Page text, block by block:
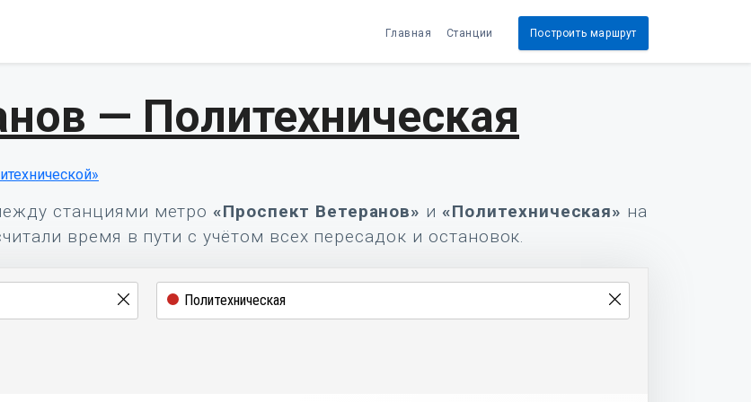
Главная Станции Построить маршрут
— Политехническая
станциями метро«Проспект Ветеранов» и«Политехническая» на
время в пути с учётом всех пересадок и остановок.